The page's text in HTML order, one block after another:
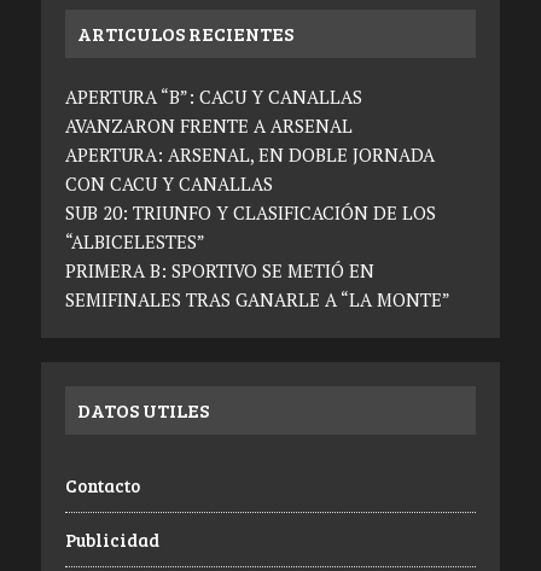
ARTICULOS RECIENTES
APERTURA “B”: CACU Y CANALLAS
AVANZARON FRENTE A ARSENAL
APERTURA: ARSENAL, EN DOBLE JORNADA
CON CACU Y CANALLAS
SUB 20: TRIUNFO Y CLASIFICACIÓN DE LOS
“ALBICELESTES”
PRIMERA B: SPORTIVO SE METIÓ EN
SEMIFINALES TRAS GANARLE A “LA MONTE”
DATOS UTILES
Contacto
Publicidad